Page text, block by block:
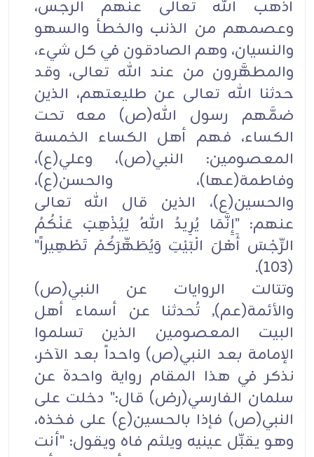
أذهب الله تعالى عنهم الرجس،
وعصمهم من الذنب والخطأ والسهو
والنسيان، وهم الصادقون في كل شيء،
والمطهَّرون من عند الله تعالى، وقد
حدثنا الله تعالى عن طليعتهم، الذين
ضمَّهم رسول الله(ص) معه تحت
الكساء، فهم أهل الكساء الخمسة
المعصومين: النبي(ص)، وعلي(ع)،
وفاطمة(عها)، والحسن(ع)،
والحسين(ع)، الذين قال الله تعالى
عنهم: "إِنَّمَا يُرِيدُ اللهُ لِيُذْهِبَ عَنْكُمُ
الرِّجْسَ أَهْلَ الْبَيْتِ وَيُطَهِّرَكُمْ تَطْهِيراً"
(103).
وتتالت الروايات عن النبي(ص)
والأئمة(عم), تُحدثنا عن أسماء أهل
البيت المعصومين الذين تسلموا
الإمامة بعد النبي(ص) واحداً بعد الآخر،
نذكر في هذا المقام رواية واحدة عن
سلمان الفارسي(رض) قال:" دخلت على
النبي(ص) فإذا بالحسين(ع) على فخذه،
وهو يقبِّل عينيه ويلثم فاه ويقول: "أنت